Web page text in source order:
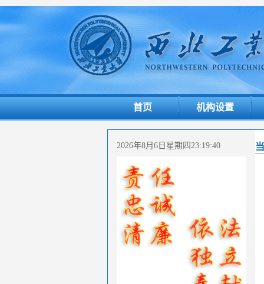
首页 机构设置
2026年8月6日星期四23:19:41